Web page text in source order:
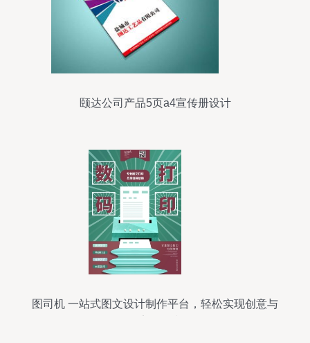
颐达公司产品5页a4宣传册设计
图司机 一站式图文设计制作平台，轻松实现创意与